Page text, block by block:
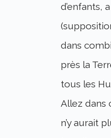
d’enfants,
dans
près la
tous les
Allez dans
n’y aurait